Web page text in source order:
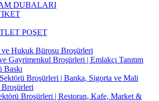
DUBALARI
POŞET
Hukuk Bürosu Broşürleri
Gayrimenkul Broşürleri | Emlakçı Tanıtım
Baskı
Broşürleri | Banka, Sigorta ve Mali
Broşürleri | Restoran, Kafe, Market &